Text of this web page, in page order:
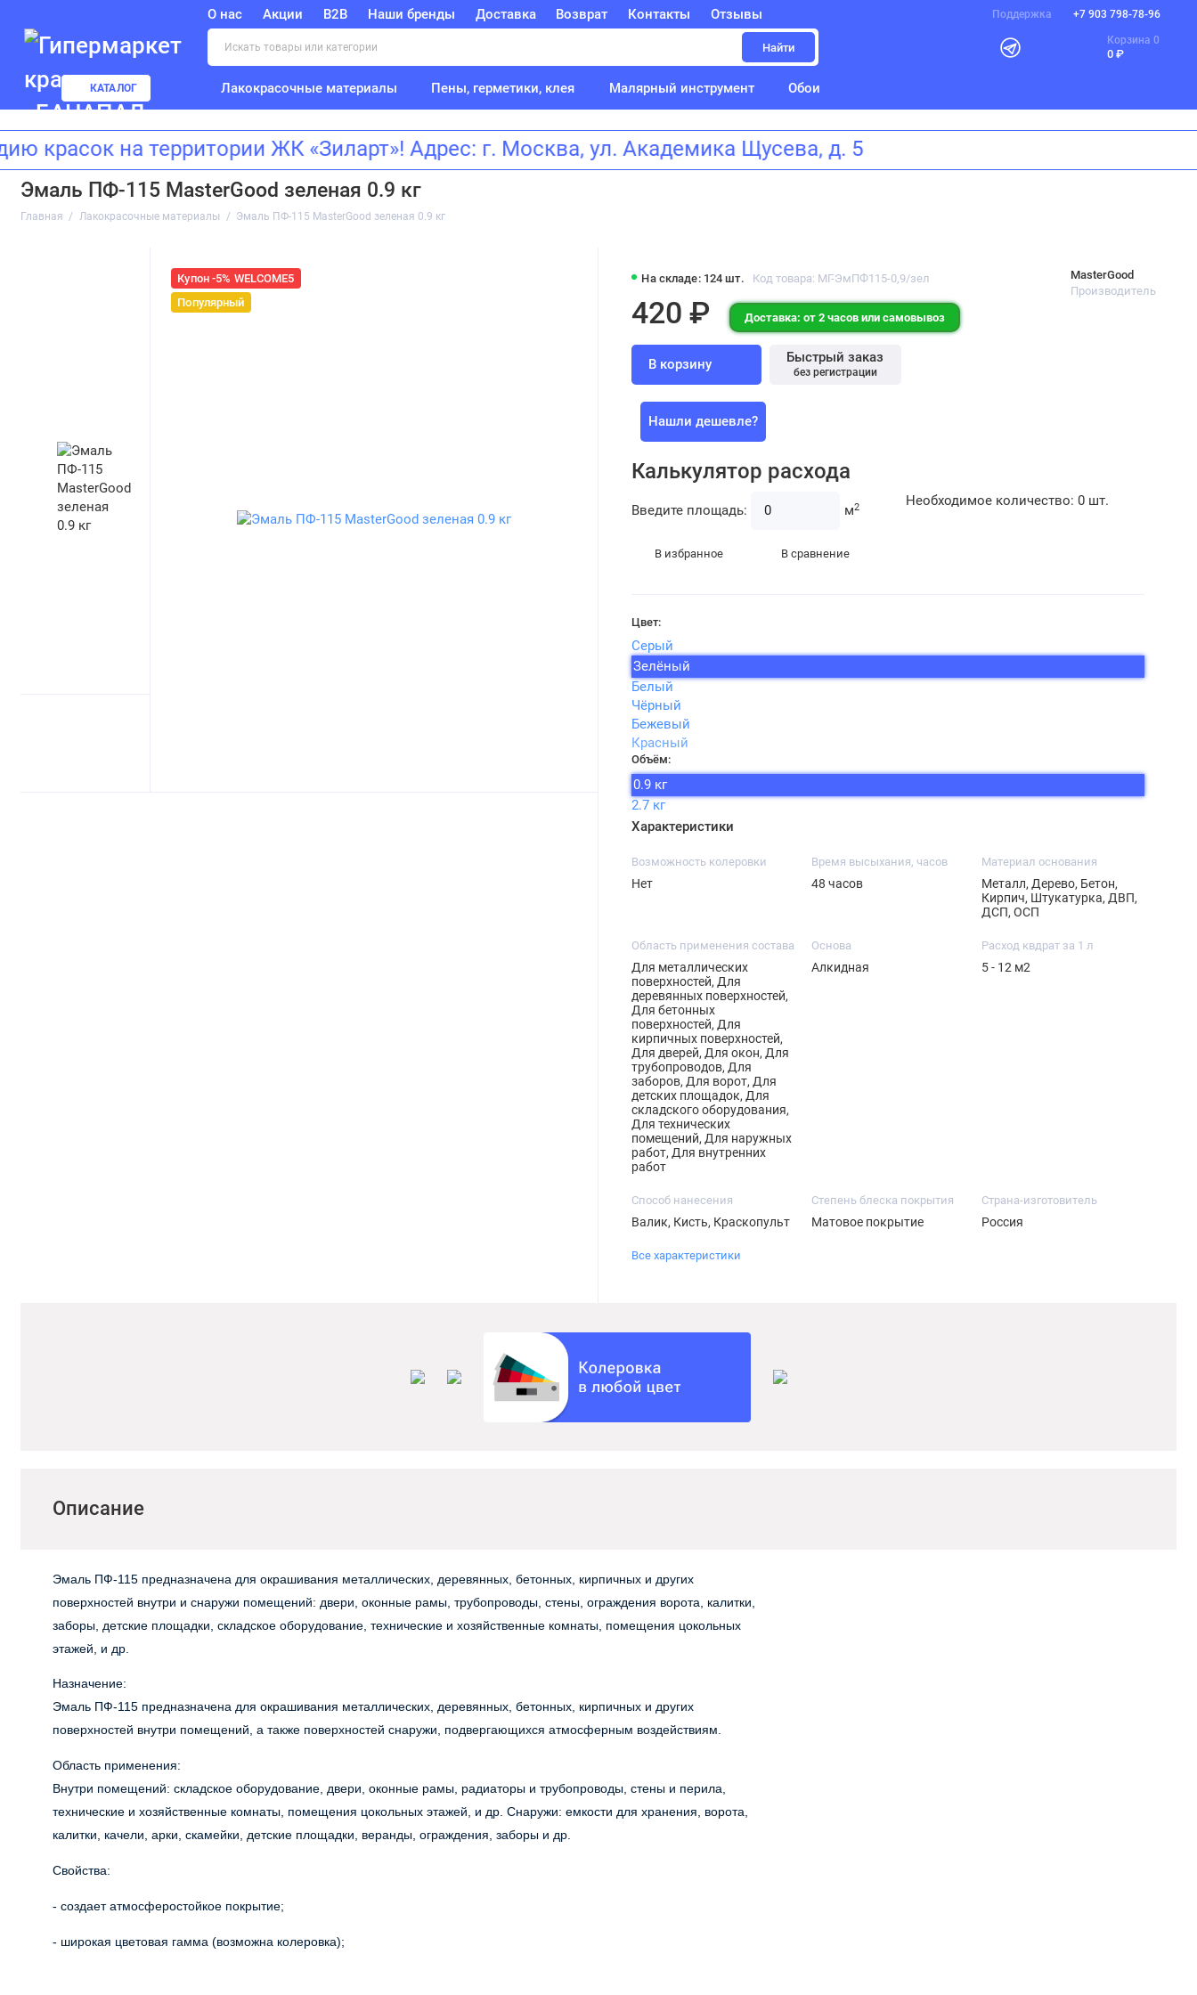
О нас Акции B2B Наши бренды Доставка Возврат Контакты Отзывы Поддержка +7 903 798-78-96
Найти
Корзина 0
0 ₽
КАТАЛОГ Лакокрасочные материалы Пены, герметики, клея Малярный инструмент Обои
на территории ЖК «Зиларт»! Адрес: г. Москва, ул. Академика Щусева, д. 5
Эмаль ПФ-115 MasterGood зеленая 0.9 кг
Главная Лакокрасочные материалы Эмаль ПФ-115 MasterGood зеленая 0.9 кг
Купон -5% WELCOME5
Популярный
На складе: 124 шт. Код товара: МГ-ЭмПФ115-0,9/зел
MasterGood
Производитель
420 ₽ Доставка: от 2 часов или самовывоз
В корзину Быстрый заказ
без регистрации
Нашли дешевле?
Калькулятор расхода
Введите площадь: м2 Необходимое количество: 0шт.
В избранное В сравнение
Цвет:
Серый
Зелёный
Белый
Чёрный
Бежевый
Красный
Объём:
0.9 кг
2.7 кг
Характеристики
Возможность колеровки
Нет
Время высыхания, часов
48 часов
Материал основания
Металл, Дерево, Бетон,
Кирпич, Штукатурка, ДВП,
ДСП, ОСП
Область применения состава
Для металлических
поверхностей, Для
деревянных поверхностей,
Для бетонных
поверхностей, Для
кирпичных поверхностей,
Для дверей, Для окон, Для
трубопроводов, Для
заборов, Для ворот, Для
детских площадок, Для
складского оборудования,
Для технических
помещений, Для наружных
работ, Для внутренних
работ
Основа
Алкидная
Расход квдрат за 1 л
5 - 12 м2
Способ нанесения
Валик, Кисть, Краскопульт
Степень блеска покрытия
Матовое покрытие
Страна-изготовитель
Россия
Все характеристики
Описание
Эмаль ПФ-115 предназначена для окрашивания металлических, деревянных, бетонных, кирпичных и других
поверхностей внутри и снаружи помещений: двери, оконные рамы, трубопроводы, стены, ограждения ворота, калитки,
заборы, детские площадки, складское оборудование, технические и хозяйственные комнаты, помещения цокольных
этажей, и др.
Назначение:
Эмаль ПФ-115 предназначена для окрашивания металлических, деревянных, бетонных, кирпичных и других
поверхностей внутри помещений, а также поверхностей снаружи, подвергающихся атмосферным воздействиям.
Область применения:
Внутри помещений: складское оборудование, двери, оконные рамы, радиаторы и трубопроводы, стены и перила,
технические и хозяйственные комнаты, помещения цокольных этажей, и др. Снаружи: емкости для хранения, ворота,
калитки, качели, арки, скамейки, детские площадки, веранды, ограждения, заборы и др.
Свойства:
- создает атмосферостойкое покрытие;
- широкая цветовая гамма (возможна колеровка);